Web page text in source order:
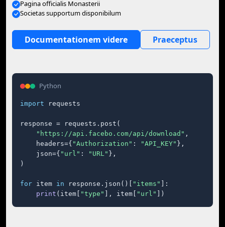
Pagina officialis Monasterii
Societas supportum disponibilum
Documentationem videre Praeceptus
Python
import requests
response = requests.post(
"https://api.facebo.com/api/download" ,
    headers={
"Authorization" : "API_KEY" },
    json={
"url" : "URL" },
)
for item in response.json()[ "items"
]:
print (item[ "type" ], item[ "url" ])